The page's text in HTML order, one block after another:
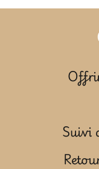
Suivi